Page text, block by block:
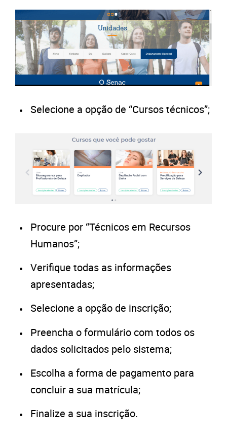
Selecione a opção de “Cursos técnicos”;
Procure por “Técnicos em Recursos
Humanos”;
Verifique todas as informações
apresentadas;
Selecione a opção de inscrição;
Preencha o formulário com todos os
dados solicitados pelo sistema;
Escolha a forma de pagamento para
concluir a sua matrícula;
Finalize a sua inscrição.